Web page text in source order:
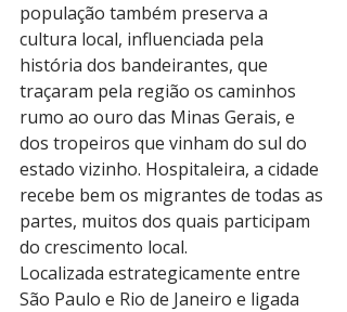
população também preserva a
cultura local, influenciada pela
história dos bandeirantes, que
traçaram pela região os caminhos
rumo ao ouro das Minas Gerais, e
dos tropeiros que vinham do sul do
estado vizinho. Hospitaleira, a cidade
recebe bem os migrantes de todas as
partes, muitos dos quais participam
do crescimento local.
Localizada estrategicamente entre
São Paulo e Rio de Janeiro e ligada